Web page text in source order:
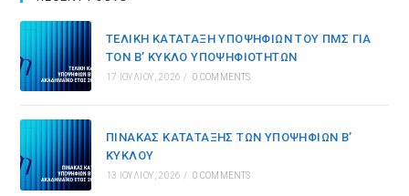
ΤΕΛΙΚΗ ΚΑΤΑΤΑΞΗ ΥΠΟΨΗΦΙΩΝ ΤΟΥ ΠΜΣ ΓΙΑ
ΤΟΝ Β’ ΚΥΚΛΟ ΥΠΟΨΗΦΙΟΤΗΤΩΝ
17 ΙΟΥΛΊΟΥ, 2026 / 0 COMMENTS
ΠΙΝΑΚΑΣ ΚΑΤΑΤΑΞΗΣ ΤΩΝ ΥΠΟΨΗΦΙΩΝ B’
ΚΥΚΛΟΥ
13 ΙΟΥΛΊΟΥ, 2026 / 0 COMMENTS